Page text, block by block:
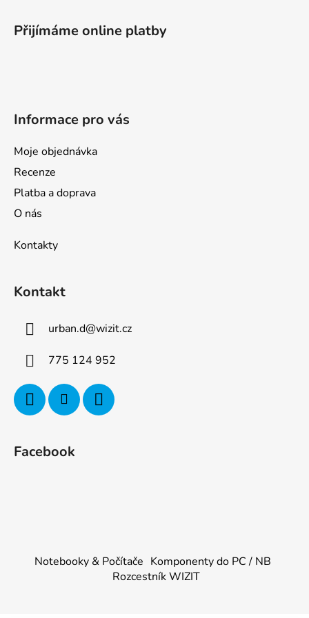
Přijímáme online platby
Informace pro vás
Moje objednávka
Recenze
Platba a doprava
O nás
Kontakty
Kontakt
urban.d@wizit.cz
775 124 952
Facebook
Notebooky & Počítače Komponenty do PC / NB
Rozcestník WIZIT